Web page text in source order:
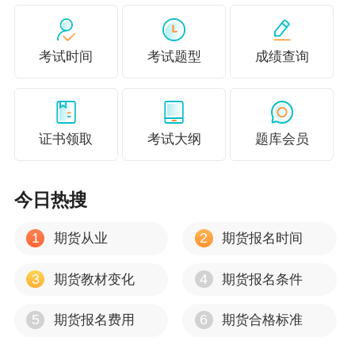
精品班<<
高效实验班<<
期货从业资格考试能退考吗？
考试时间 考试题型 成绩查询
证书领取 考试大纲 题库会员
今日热搜
1 期货从业 2 期货报名时间
3 期货教材变化 4 期货报名条件
5 期货报名费用 6 期货合格标准